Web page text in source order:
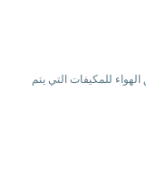
للمكيفات التي يتم